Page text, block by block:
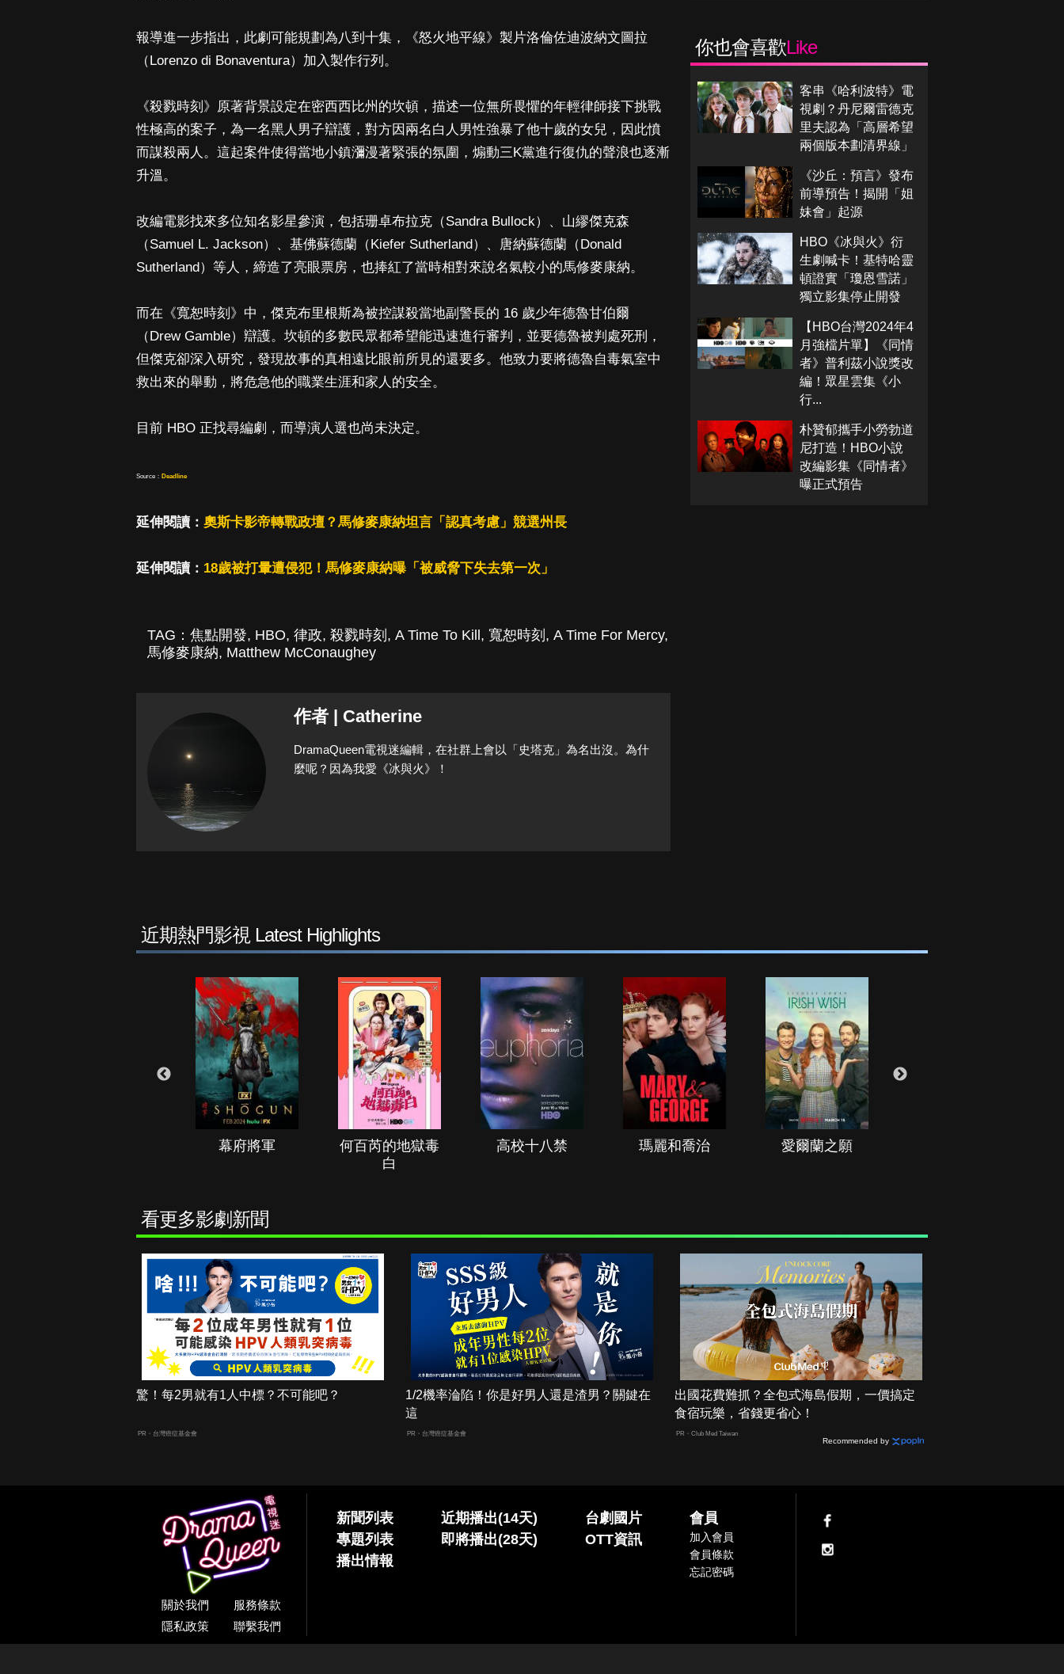
報導進一步指出，此劇可能規劃為八到十集，《怒火地平線》製片洛倫佐迪波納文圖拉
（Lorenzo di Bonaventura）加入製作行列。
《殺戮時刻》原著背景設定在密西西比州的坎頓，描述一位無所畏懼的年輕律師接下挑戰
性極高的案子，為一名黑人男子辯護，對方因兩名白人男性強暴了他十歲的女兒，因此憤
而謀殺兩人。這起案件使得當地小鎮瀰漫著緊張的氛圍，煽動三K黨進行復仇的聲浪也逐漸
升溫。
改編電影找來多位知名影星參演，包括珊卓布拉克（Sandra Bullock）、山繆傑克森
（Samuel L. Jackson）、基佛蘇德蘭（Kiefer Sutherland）、唐納蘇德蘭（Donald
Sutherland）等人，締造了亮眼票房，也捧紅了當時相對來說名氣較小的馬修麥康納。
而在《寬恕時刻》中，傑克布里根斯為被控謀殺當地副警長的 16 歲少年德魯甘伯爾
（Drew Gamble）辯護。坎頓的多數民眾都希望能迅速進行審判，並要德魯被判處死刑，
但傑克卻深入研究，發現故事的真相遠比眼前所見的還要多。他致力要將德魯自毒氣室中
救出來的舉動，將危急他的職業生涯和家人的安全。
目前 HBO 正找尋編劇，而導演人選也尚未決定。
Source： Deadline
延伸閱讀： 奧斯卡影帝轉戰政壇？馬修麥康納坦言「認真考慮」競選州長
延伸閱讀： 18歲被打暈遭侵犯！馬修麥康納曝「被威脅下失去第一次」
TAG： 焦點開發, HBO, 律政, 殺戮時刻 , A Time To Kill, 寬恕時刻 , A Time For Mercy,
馬修麥康納, Matthew McConaughey
作者 | Catherine
DramaQueen電視迷編輯，在社群上會以「史塔克」為名出沒。為什
麼呢？因為我愛《冰與火》！
你也會喜歡Like
客串《哈利波特》電
視劇？丹尼爾雷德克
里夫認為「高層希望
兩個版本劃清界線」
《沙丘：預言》發布
前導預告！揭開「姐
妹會」起源
HBO《冰與火》衍
生劇喊卡！基特哈靈
頓證實「瓊恩雪諾」
獨立影集停止開發
【HBO台灣2024年4
月強檔片單】《同情
者》普利茲小說獎改
編！眾星雲集《小
行...
朴贊郁攜手小勞勃道
尼打造！HBO小說
改編影集《同情者》
曝正式預告
近期熱門影視 Latest Highlights
幕府將軍
何百芮的地獄毒
白
高校十八禁 瑪麗和喬治 愛爾蘭之願
看更多影劇新聞
驚！每2男就有1人中標？不可能吧？
PR・台灣癌症基金會
1/2機率淪陷！你是好男人還是渣男？關鍵在
這
PR・台灣癌症基金會
出國花費難抓？全包式海島假期，一價搞定
食宿玩樂，省錢更省心！
PR・Club Med Taiwan
Recommended by
關於我們
服務條款
隱私政策
聯繫我們
新聞列表
專題列表
播出情報
近期播出(14天)
即將播出(28天)
台劇國片
OTT資訊
會員
加入會員
會員條款
忘記密碼